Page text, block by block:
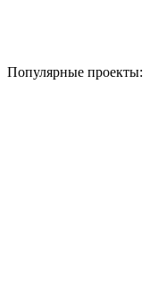
Популярные проекты: